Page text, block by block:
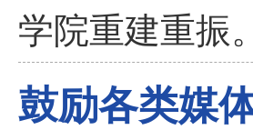
学院重建重振。
鼓励各类媒